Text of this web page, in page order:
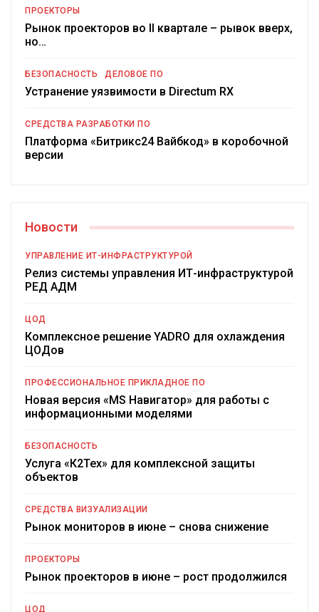
ПРОЕКТОРЫ
Рынок проекторов во II квартале – рывок вверх,
но…
БЕЗОПАСНОСТЬ ДЕЛОВОЕ ПО
Устранение уязвимости в Directum RX
СРЕДСТВА РАЗРАБОТКИ ПО
Платформа «Битрикс24 Вайбкод» в коробочной
версии
Новости
УПРАВЛЕНИЕ ИТ-ИНФРАСТРУКТУРОЙ
Релиз системы управления ИТ-инфраструктурой
РЕД АДМ
ЦОД
Комплексное решение YADRO для охлаждения
ЦОДов
ПРОФЕССИОНАЛЬНОЕ ПРИКЛАДНОЕ ПО
Новая версия «MS Навигатор» для работы с
информационными моделями
БЕЗОПАСНОСТЬ
Услуга «К2Тех» для комплексной защиты
объектов
СРЕДСТВА ВИЗУАЛИЗАЦИИ
Рынок мониторов в июне – снова снижение
ПРОЕКТОРЫ
Рынок проекторов в июне – рост продолжился
ЦОД